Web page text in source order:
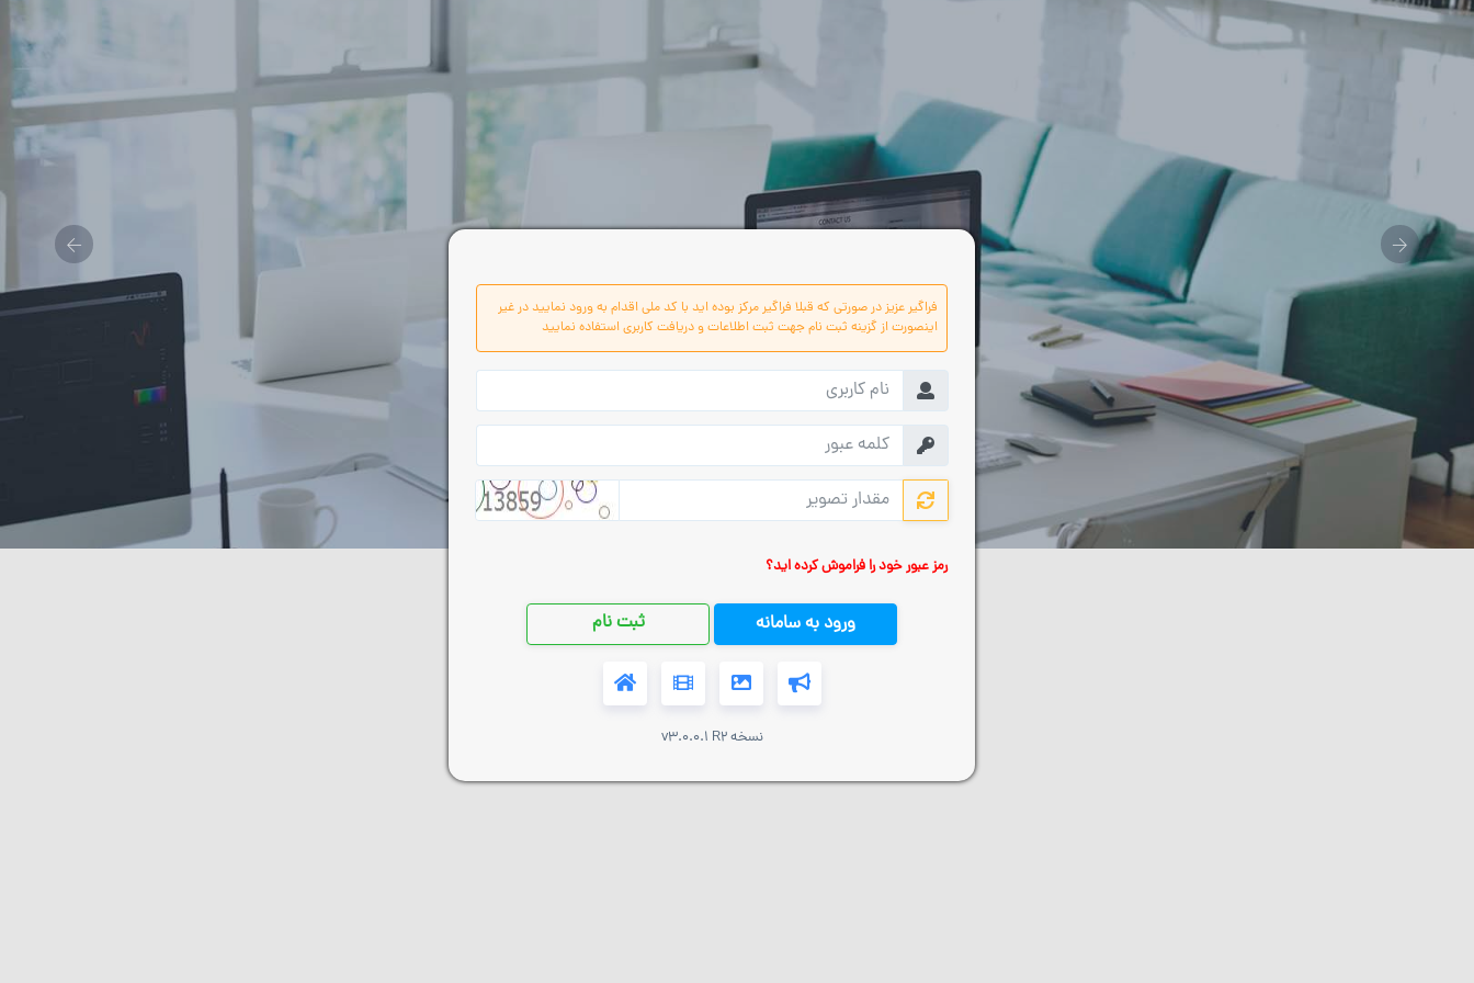
فراگیر عزیز در صورتی که قبلا فراگیر مرکز بوده اید با کد ملی اقدام به ورود نمایید در غیر
اینصورت از گزینه ثبت نام جهت ثبت اطلاعات و دریافت کاربری استفاده نمایید
رمز عبور خود را فراموش کرده اید؟
ورود به سامانه ثبت نام
نسخه v3.0.0.1 R2